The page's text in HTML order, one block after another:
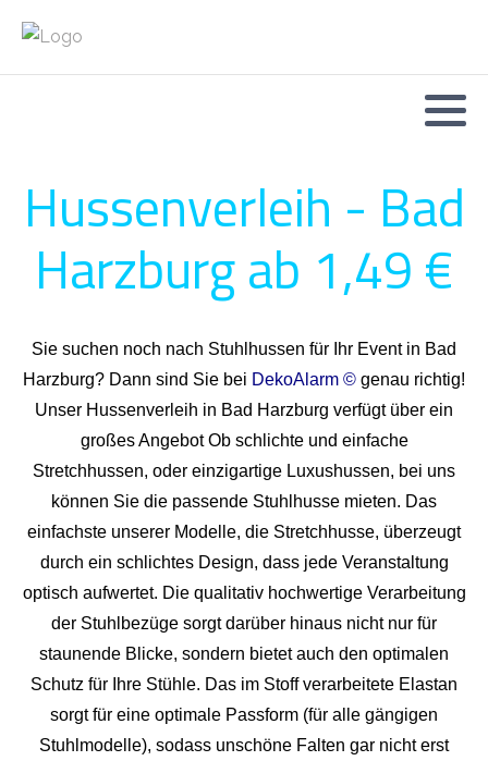
Hussenverleih - Bad
Harzburg ab 1,49 €
Sie suchen noch nach Stuhlhussen für Ihr Event in Bad
Harzburg? Dann sind Sie bei DekoAlarm © genau richtig!
Unser Hussenverleih in Bad Harzburg verfügt über ein
großes Angebot Ob schlichte und einfache
Stretchhussen, oder einzigartige Luxushussen, bei uns
können Sie die passende Stuhlhusse mieten. Das
einfachste unserer Modelle, die Stretchhusse, überzeugt
durch ein schlichtes Design, dass jede Veranstaltung
optisch aufwertet. Die qualitativ hochwertige Verarbeitung
der Stuhlbezüge sorgt darüber hinaus nicht nur für
staunende Blicke, sondern bietet auch den optimalen
Schutz für Ihre Stühle. Das im Stoff verarbeitete Elastan
sorgt für eine optimale Passform (für alle gängigen
Stuhlmodelle), sodass unschöne Falten gar nicht erst